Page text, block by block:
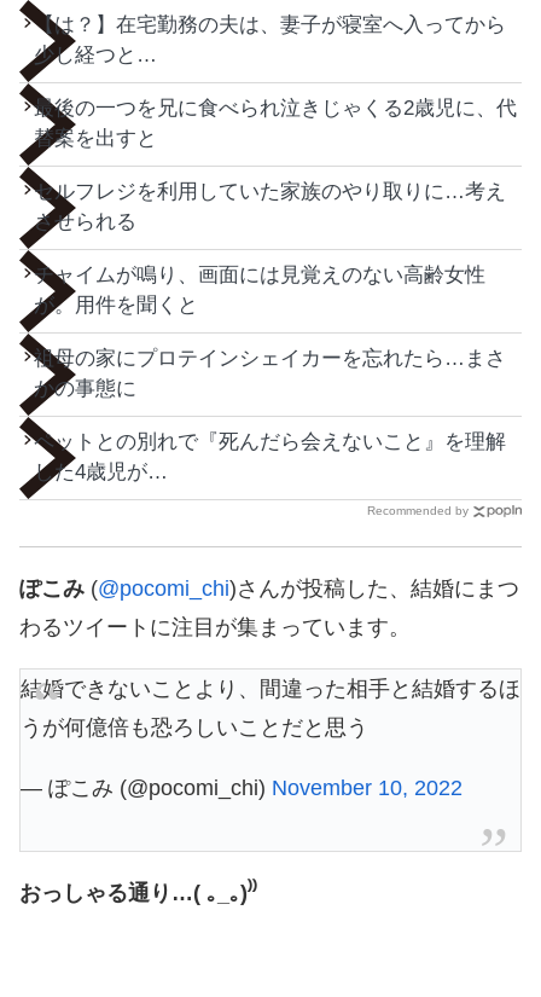
【は？】在宅勤務の夫は、妻子が寝室へ入ってから
少し経つと…
最後の一つを兄に食べられ泣きじゃくる2歳児に、代
替案を出すと
セルフレジを利用していた家族のやり取りに…考え
させられる
チャイムが鳴り、画面には見覚えのない高齢女性
が。用件を聞くと
祖母の家にプロテインシェイカーを忘れたら…まさ
かの事態に
ペットとの別れで『死んだら会えないこと』を理解
した4歳児が…
Recommended by
ぽこみ (@pocomi_chi)さんが投稿した、結婚にまつ
わるツイートに注目が集まっています。
結婚できないことより、間違った相手と結婚するほ
うが何億倍も恐ろしいことだと思う
— ぽこみ (@pocomi_chi) November 10, 2022
おっしゃる通り…( ｡_｡)⁾⁾